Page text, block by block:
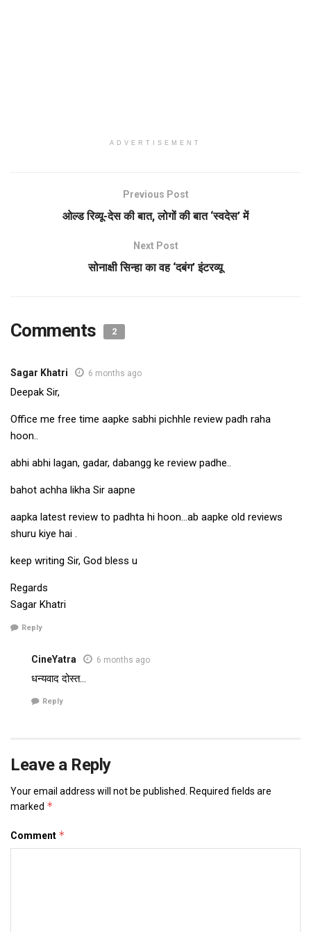
ADVERTISEMENT
Previous Post
ओल्ड रिव्यू-देस की बात, लोगों की बात ‘स्वदेस’ में
Next Post
सोनाक्षी सिन्हा का वह ‘दबंग’ इंटरव्यू
Comments 2
Sagar Khatri 6 months ago
Deepak Sir,
Office me free time aapke sabhi pichhle review padh raha
hoon..
abhi abhi lagan, gadar, dabangg ke review padhe..
bahot achha likha Sir aapne
aapka latest review to padhta hi hoon…ab aapke old reviews
shuru kiye hai .
keep writing Sir, God bless u
Regards
Sagar Khatri
Reply
CineYatra 6 months ago
धन्यवाद दोस्त…
Reply
Leave a Reply
Your email address will not be published.
Required fields are
marked *
Comment *